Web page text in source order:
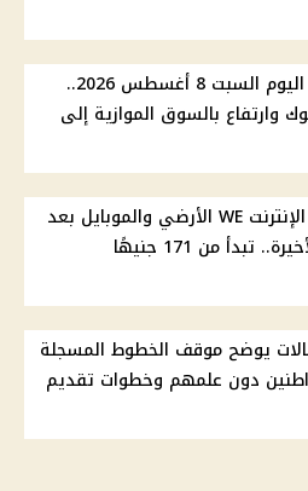
سعر الدولار اليوم السبت 8 أغسطس 2026..
وارتفاع بالسوق الموازية إلى
أسعار باقات الإنترنت WE الأرضي والموبايل بعد
تبدأ من 171 جنيهًا
يوضح موقف الخطوط المسجلة
دون علمهم وخطوات تقديم